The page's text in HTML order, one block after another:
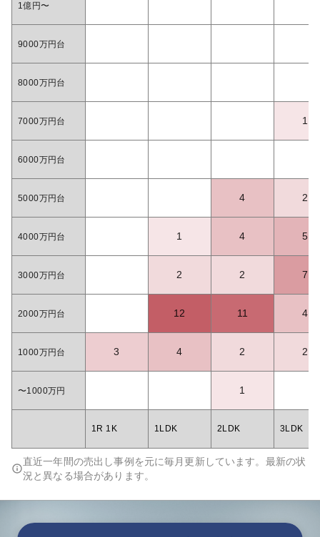
1億円〜
9000万円台
8000万円台
7000万円台 1
6000万円台
5000万円台 4 2
4000万円台 1 4 5
3000万円台 2 2 7
2000万円台 12 11 4
1000万円台 3 4 2 2
〜1000万円 1
1R 1K 1LDK 2LDK 3LDK
直近一年間の売出し事例を元に毎月更新しています。最新の状
況と異なる場合があります。